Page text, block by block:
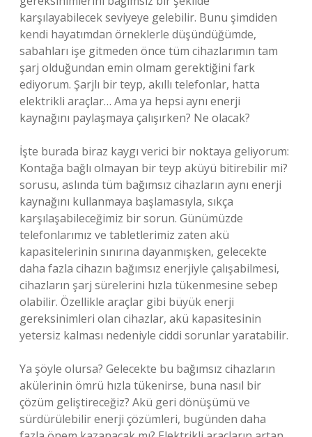
karşılayabilecek seviyeye gelebilir. Bunu şimdiden
kendi hayatımdan örneklerle düşündüğümde,
sabahları işe gitmeden önce tüm cihazlarımın tam
şarj olduğundan emin olmam gerektiğini fark
ediyorum. Şarjlı bir teyp, akıllı telefonlar, hatta
elektrikli araçlar… Ama ya hepsi aynı enerji
kaynağını paylaşmaya çalışırken? Ne olacak?
İşte burada biraz kaygı verici bir noktaya geliyorum:
Kontağa bağlı olmayan bir teyp aküyü bitirebilir mi?
sorusu, aslında tüm bağımsız cihazların aynı enerji
kaynağını kullanmaya başlamasıyla, sıkça
karşılaşabileceğimiz bir sorun. Günümüzde
telefonlarımız ve tabletlerimiz zaten akü
kapasitelerinin sınırına dayanmışken, gelecekte
daha fazla cihazın bağımsız enerjiyle çalışabilmesi,
cihazların şarj sürelerini hızla tükenmesine sebep
olabilir. Özellikle araçlar gibi büyük enerji
gereksinimleri olan cihazlar, akü kapasitesinin
yetersiz kalması nedeniyle ciddi sorunlar yaratabilir.
Ya şöyle olursa? Gelecekte bu bağımsız cihazların
akülerinin ömrü hızla tükenirse, buna nasıl bir
çözüm geliştireceğiz? Akü geri dönüşümü ve
sürdürülebilir enerji çözümleri, bugünden daha